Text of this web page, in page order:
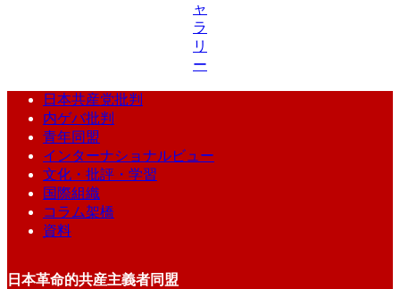
ャ
ラ
リ
ー
日本共産党批判
内ゲバ批判
青年同盟
インターナショナルビュー
文化・批評・学習
国際組織
コラム架橋
資料
日本革命的共産主義者同盟